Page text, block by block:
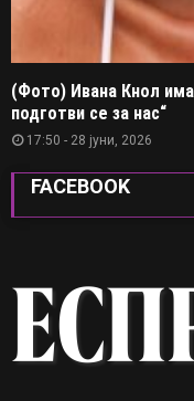
(Фото) Ивана Кнол има
подготви се за нас“
17:50 - 28 јуни, 2026
FACEBOOK